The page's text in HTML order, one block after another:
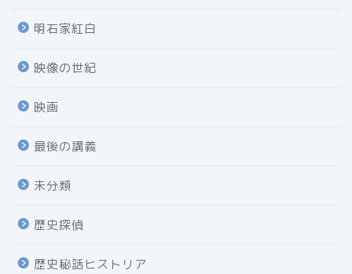
明石家紅白
映像の世紀
映画
最後の講義
未分類
歴史探偵
歴史秘話ヒストリア